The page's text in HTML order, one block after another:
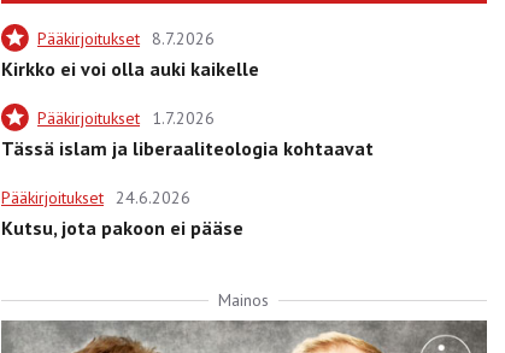
Pääkirjoitukset 8.7.2026
Kirkko ei voi olla auki kaikelle
Pääkirjoitukset 1.7.2026
Tässä islam ja liberaaliteologia kohtaavat
Pääkirjoitukset 24.6.2026
Kutsu, jota pakoon ei pääse
Mainos